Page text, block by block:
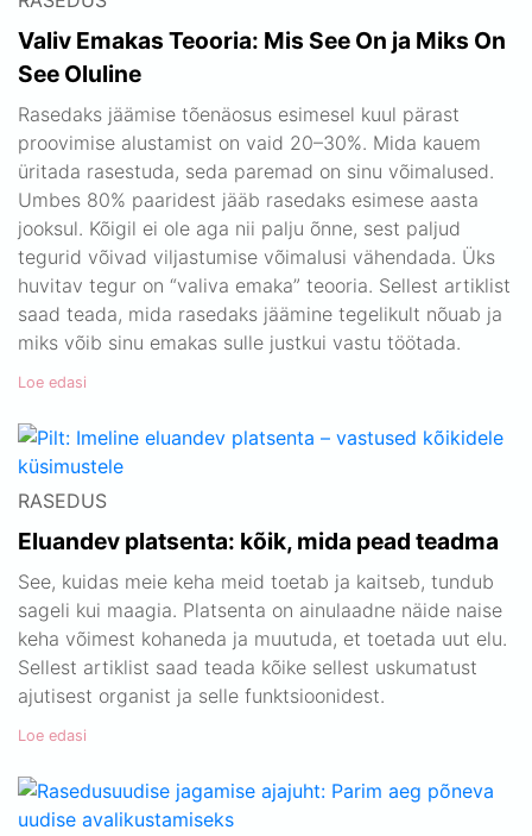
Valiv Emakas Teooria: Mis See On ja Miks On
See Oluline
Rasedaks jäämise tõenäosus esimesel kuul pärast
proovimise alustamist on vaid 20–30%. Mida kauem
üritada rasestuda, seda paremad on sinu võimalused.
Umbes 80% paaridest jääb rasedaks esimese aasta
jooksul. Kõigil ei ole aga nii palju õnne, sest paljud
tegurid võivad viljastumise võimalusi vähendada. Üks
huvitav tegur on “valiva emaka” teooria. Sellest artiklist
saad teada, mida rasedaks jäämine tegelikult nõuab ja
miks võib sinu emakas sulle justkui vastu töötada.
Loe edasi
RASEDUS
Eluandev platsenta: kõik, mida pead teadma
See, kuidas meie keha meid toetab ja kaitseb, tundub
sageli kui maagia. Platsenta on ainulaadne näide naise
keha võimest kohaneda ja muutuda, et toetada uut elu.
Sellest artiklist saad teada kõike sellest uskumatust
ajutisest organist ja selle funktsioonidest.
Loe edasi